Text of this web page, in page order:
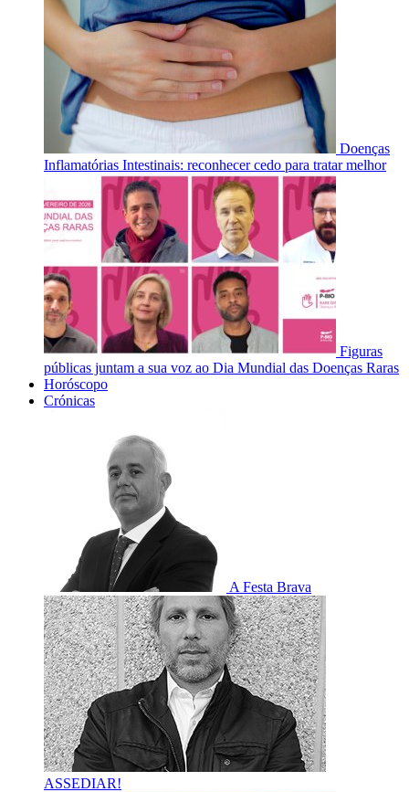
Doenças
Inflamatórias Intestinais: reconhecer cedo para tratar melhor
Figuras
públicas juntam a sua voz ao Dia Mundial das Doenças Raras
Horóscopo
Crónicas
A Festa Brava
ASSEDIAR!